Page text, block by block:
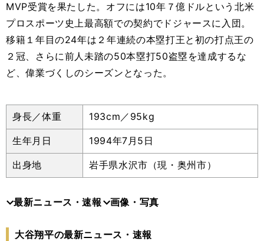
MVP受賞を果たした。オフには10年７億ドルという北米
プロスポーツ史上最高額での契約でドジャースに入団。
移籍１年目の24年は２年連続の本塁打王と初の打点王の
２冠、さらに前人未踏の50本塁打50盗塁を達成するな
ど、偉業づくしのシーズンとなった。
身長／体重 193cm／95kg
生年月日 1994年7月5日
出身地 岩手県水沢市（現・奥州市）
最新ニュース・速報 画像・写真
大谷翔平の最新ニュース・速報